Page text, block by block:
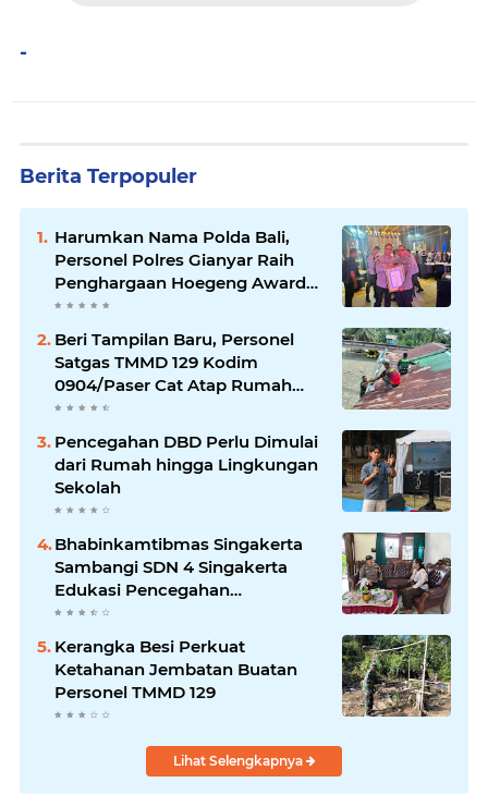
-
Berita Terpopuler
Harumkan Nama Polda Bali,
Personel Polres Gianyar Raih
Penghargaan Hoegeng Awards
2026
Beri Tampilan Baru, Personel
Satgas TMMD 129 Kodim
0904/Paser Cat Atap Rumah
Marbot
Pencegahan DBD Perlu Dimulai
dari Rumah hingga Lingkungan
Sekolah
Bhabinkamtibmas Singakerta
Sambangi SDN 4 Singakerta
Edukasi Pencegahan
Penculikan Anak
Kerangka Besi Perkuat
Ketahanan Jembatan Buatan
Personel TMMD 129
Lihat Selengkapnya